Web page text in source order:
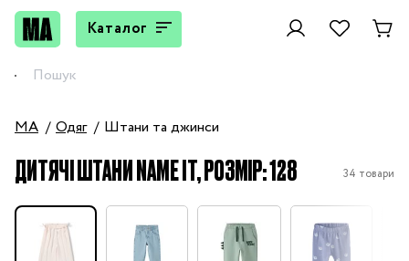
Каталог
MA Одяг Штани та джинси
ДИТЯЧІ ШТАНИ NAME IT, РОЗМІР: 128 34 товари